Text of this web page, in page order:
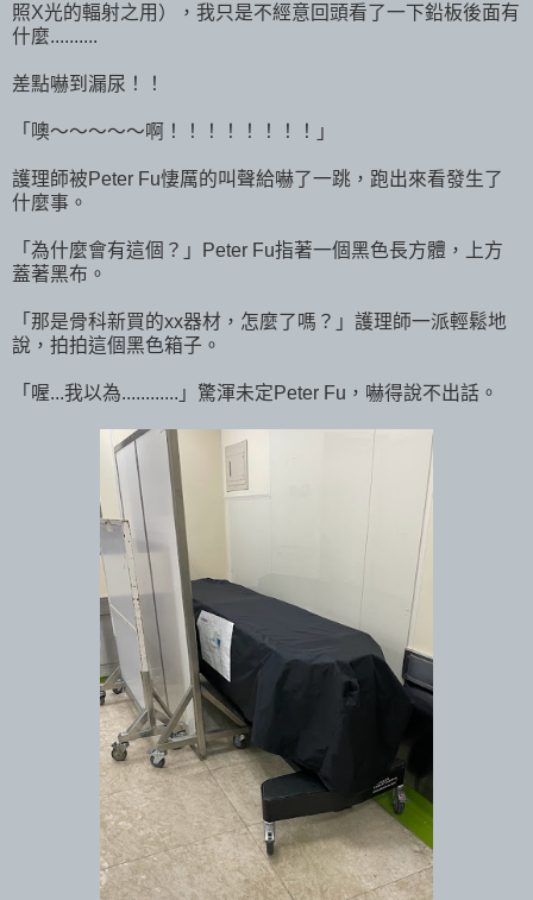
照X光的輻射之用），我只是不經意回頭看了一下鉛板後面有
什麼..........
差點嚇到漏尿！！
「噢～～～～～啊！！！！！！！！」
護理師被Peter Fu悽厲的叫聲給嚇了一跳，跑出來看發生了
什麼事。
「為什麼會有這個？」Peter Fu指著一個黑色長方體，上方
蓋著黑布。
「那是骨科新買的xx器材，怎麼了嗎？」護理師一派輕鬆地
說，拍拍這個黑色箱子。
「喔...我以為............」驚渾未定Peter Fu，嚇得說不出話。